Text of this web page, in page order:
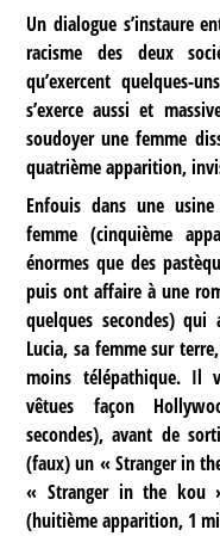
Un dialogue s’instaure
racisme des deux
qu’exercent quelques-
s’exerce aussi et
soudoyer une femme
quatrième apparition,
Enfouis dans une
femme (cinquième
énormes que des
puis ont affaire à une
quelques secondes) qui
Lucia, sa femme sur
moins télépathique. Il
vêtues façon
secondes), avant de
(faux) un « Stranger in
« Stranger in the kou
(huitième apparition, 1